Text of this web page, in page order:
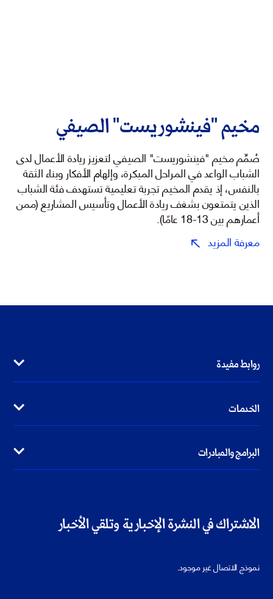
مخيم "فينشوريست" الصيفي
صُمِّم مخيم "فينشوريست" الصيفي لتعزيز ريادة الأعمال لدى
الشباب الواعد في المراحل المبكرة، وإلهام الأفكار وبناء الثقة
بالنفس، إذ يقدم المخيم تجربة تعليمية تستهدف فئة الشباب
الذين يتمتعون بشغف ريادة الأعمال وتأسيس المشاريع (ممن
أعمارهم بين 13-18 عامًا).
معرفة المزيد
روابط مفيدة
الخدمات
البرامج والمبادرات
الاشتراك في النشرة الإخبارية وتلقي الأخبار
نموذج الاتصال غير موجود.